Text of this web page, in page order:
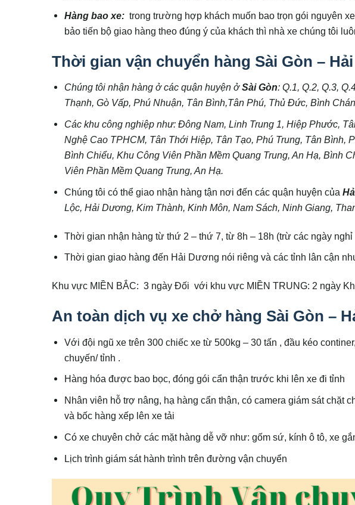
Hàng bao xe: trong trường hợp khách muốn bao trọn gói nguyên
bảo tiến bộ giao hàng theo đúng ý của khách thì nhà xe chúng tôi
Thời gian vận chuyển hàng Sài Gòn –
Chúng tôi nhận hàng ở các quận huyện ởSài Gòn:Q.1, Q.2, Q.3,
Thạnh, Gò Vấp, Phú Nhuận, Tân Bình,Tân Phú, Thủ Đức, Bình
Các khu công nghiệp như: Đông Nam, Linh Trung 1, Hiệp Phước,
Nghệ Cao TPHCM, Tân Thới Hiệp, Tân Tạo, Phú Trung, Tân Bình,
Bình Chiểu, Khu Công Viên Phần Mềm Quang Trung, An Hạ, Bình
Viên Phần Mềm Quang Trung, An Hạ.
Chúng tôi có thể giao nhận hàng tận nơi đến các quận huyện của
Lộc, Hải Dương, Kim Thành, Kinh Môn, Nam Sách, Ninh Giang,
Thời gian nhận hàng từ thứ 2 – thứ 7, từ 8h – 18h (trừ các ngày
Thời gian giao hàng đến Hải Dương nói riêng và các tỉnh lân cận
Khu vực MIỀN BẮC: 3 ngày Đối với khu vực MIỀN TRUNG: 2 ngày
An toàn dịch vụ xe chở hàng Sài Gòn –
Với đội ngũ xe trên 300 chiếc xe từ 500kg – 30 tấn , đầu kéo
chuyến/ tỉnh .
Hàng hóa được bao bọc, đóng gói cẩn thận trước khi lên xe đi tỉnh
Nhân viên hỗ trợ nâng, hạ hàng cẩn thận, có camera giám sát chặt
và bốc hàng xếp lên xe tải
Có xe chuyên chở các mặt hàng dễ vỡ như: gốm sứ, kính ô tô, xe
Lịch trình giám sát hành trình trên đường vận chuyển